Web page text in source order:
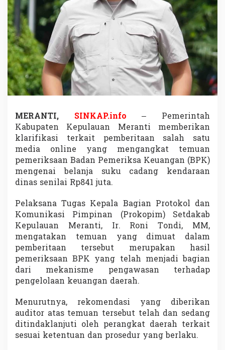
u
a
r
a
S
o
a
l
m
a
R
8
4
1
J
a
,
i
n
a
B
m
b
a
n
g
MERANTI, SINKAP.info – Pemerintah
Kabupaten Kepulauan Meranti memberikan
klarifikasi terkait pemberitaan salah satu
media online yang mengangkat temuan
pemeriksaan Badan Pemeriksa Keuangan (BPK)
mengenai belanja suku cadang kendaraan
dinas senilai Rp841 juta.
Pelaksana Tugas Kepala Bagian Protokol dan
Komunikasi Pimpinan (Prokopim) Setdakab
Kepulauan Meranti, Ir. Roni Tondi, MM,
mengatakan temuan yang dimuat dalam
pemberitaan tersebut merupakan hasil
pemeriksaan BPK yang telah menjadi bagian
dari mekanisme pengawasan terhadap
pengelolaan keuangan daerah.
Menurutnya, rekomendasi yang diberikan
auditor atas temuan tersebut telah dan sedang
ditindaklanjuti oleh perangkat daerah terkait
sesuai ketentuan dan prosedur yang berlaku.